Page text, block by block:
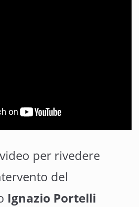
per rivedere
del
Ignazio Portelli